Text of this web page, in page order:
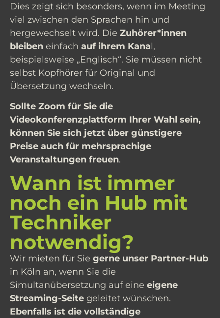
Dies zeigt sich besonders, wenn im Meeting
viel zwischen den Sprachen hin und
hergewechselt wird. Die Zuhörer*innen
bleiben einfach auf ihrem Kanal,
beispielsweise „Englisch“. Sie müssen nicht
selbst Kopfhörer für Original und
Übersetzung wechseln.
Sollte Zoom für Sie die
Videokonferenzplattform Ihrer Wahl sein,
können Sie sich jetzt über günstigere
Preise auch für mehrsprachige
Veranstaltungen freuen.
Wann ist immer
noch ein Hub mit
Techniker
notwendig?
Wir mieten für Sie gerne unser Partner-Hub
in Köln an, wenn Sie die
Simultanübersetzung auf eine eigene
Streaming-Seite geleitet wünschen.
Ebenfalls ist die vollständige